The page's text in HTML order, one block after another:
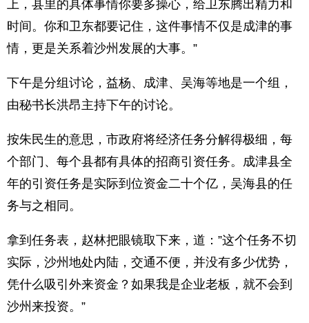
上，县里的具体事情你要多操心，给卫东腾出精力和
时间。你和卫东都要记住，这件事情不仅是成津的事
情，更是关系着沙州发展的大事。”
下午是分组讨论，益杨、成津、吴海等地是一个组，
由秘书长洪昂主持下午的讨论。
按朱民生的意思，市政府将经济任务分解得极细，每
个部门、每个县都有具体的招商引资任务。成津县全
年的引资任务是实际到位资金二十个亿，吴海县的任
务与之相同。
拿到任务表，赵林把眼镜取下来，道：”这个任务不切
实际，沙州地处内陆，交通不便，并没有多少优势，
凭什么吸引外来资金？如果我是企业老板，就不会到
沙州来投资。”